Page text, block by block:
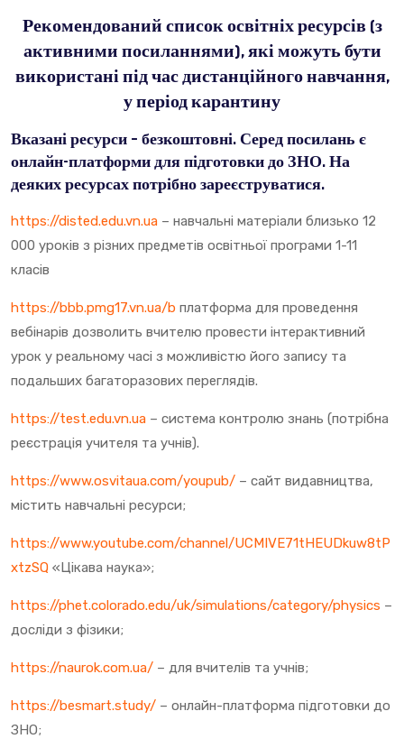
Рекомендований список освітніх ресурсів (з
активними посиланнями), які можуть бути
використані під час дистанційного навчання,
у період карантину
Вказані ресурси – безкоштовні. Серед посилань є
онлайн-платформи для підготовки до ЗНО. На
деяких ресурсах потрібно зареєструватися.
https://disted.edu.vn.ua – навчальні матеріали близько 12
000 уроків з різних предметів освітньої програми 1-11
класів
https://bbb.pmg17.vn.ua/b платформа для проведення
вебінарів дозволить вчителю провести інтерактивний
урок у реальному часі з можливістю його запису та
подальших багаторазових переглядів.
https://test.edu.vn.ua – система контролю знань (потрібна
реєстрація учителя та учнів).
https://www.osvitaua.com/youpub/ – сайт видавництва,
містить навчальні ресурси;
https://www.youtube.com/channel/UCMIVE71tHEUDkuw8tP
xtzSQ «Цікава наука»;
https://phet.colorado.edu/uk/simulations/category/physics –
досліди з фізики;
https://naurok.com.ua/ – для вчителів та учнів;
https://besmart.study/ – онлайн-платформа підготовки до
ЗНО;